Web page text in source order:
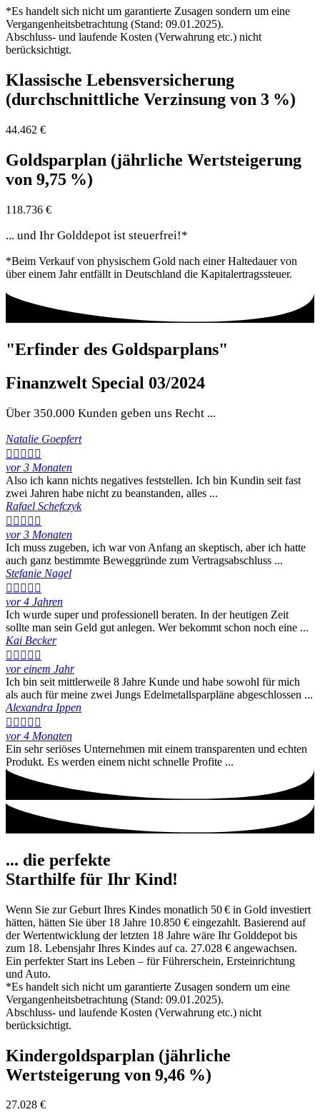
*Es handelt sich nicht um garantierte Zusagen sondern um eine
Vergangenheitsbetrachtung (Stand: 09.01.2025).
Abschluss- und laufende Kosten (Verwahrung etc.) nicht
berücksichtigt.
Klassische Lebensversicherung
(durchschnittliche Verzinsung von 3 %)
44.462 €
Goldsparplan (jährliche Wertsteigerung
von 9,75 %)
118.736 €
... und Ihr Golddepot ist steuerfrei!*
*Beim Verkauf von physischem Gold nach einer Haltedauer von
über einem Jahr entfällt in Deutschland die Kapitalertragssteuer.
"Erfinder des Goldsparplans"
Finanzwelt Special 03/2024
Über 350.000 Kunden geben uns Recht ...
Natalie Goepfert
    
vor 3 Monaten
Also ich kann nichts negatives feststellen. Ich bin Kundin seit fast
zwei Jahren habe nicht zu beanstanden, alles ...
Rafael Schefczyk
    
vor 3 Monaten
Ich muss zugeben, ich war von Anfang an skeptisch, aber ich hatte
auch ganz bestimmte Beweggründe zum Vertragsabschluss ...
Stefanie Nagel
    
vor 4 Jahren
Ich wurde super und professionell beraten. In der heutigen Zeit
sollte man sein Geld gut anlegen. Wer bekommt schon noch eine ...
Kai Becker
    
vor einem Jahr
Ich bin seit mittlerweile 8 Jahre Kunde und habe sowohl für mich
als auch für meine zwei Jungs Edelmetallsparpläne abgeschlossen ...
Alexandra Ippen
    
vor 4 Monaten
Ein sehr seriöses Unternehmen mit einem transparenten und echten
Produkt. Es werden einem nicht schnelle Profite ...
... die perfekte
Starthilfe für Ihr Kind!
Wenn Sie zur Geburt Ihres Kindes monatlich 50 € in Gold investiert
hätten, hätten Sie über 18 Jahre 10.850 € eingezahlt. Basierend auf
der Wertentwicklung der letzten 18 Jahre wäre Ihr Golddepot bis
zum 18. Lebensjahr Ihres Kindes auf ca. 27.028 € angewachsen.
Ein perfekter Start ins Leben – für Führerschein, Ersteinrichtung
und Auto.
*Es handelt sich nicht um garantierte Zusagen sondern um eine
Vergangenheitsbetrachtung (Stand: 09.01.2025).
Abschluss- und laufende Kosten (Verwahrung etc.) nicht
berücksichtigt.
Kindergoldsparplan (jährliche
Wertsteigerung von 9,46 %)
27.028 €